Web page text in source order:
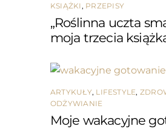
KSIĄŻKI , PRZEPISY
„Roślinna uczta
moja trzecia
ARTYKUŁY, LIFESTYLE,
ODŻYWIANIE
Moje wakacyjne